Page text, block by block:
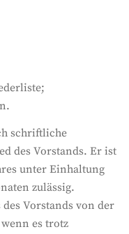
schriftliche
des Vorstands. Er ist
unter Einhaltung
zulässig.
Vorstands von der
es trotz